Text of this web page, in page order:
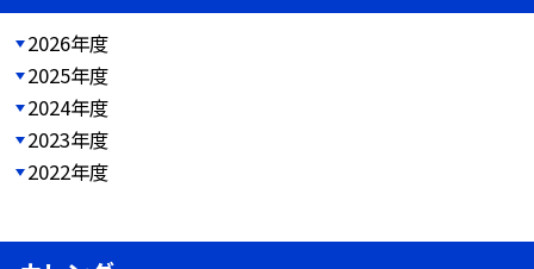
2026年度
2025年度
2024年度
2023年度
2022年度